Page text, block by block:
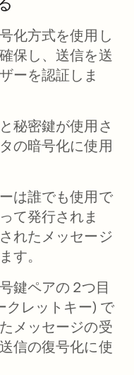
化方式を使用し
保し、送信を送
ーを認証しま
秘密鍵が使用さ
の暗号化に使用
は誰でも使用で
て発行されま
れたメッセージ
す。
鍵ペアの 2つ目
クレットキー) で
メッセージの受
信の復号化に使